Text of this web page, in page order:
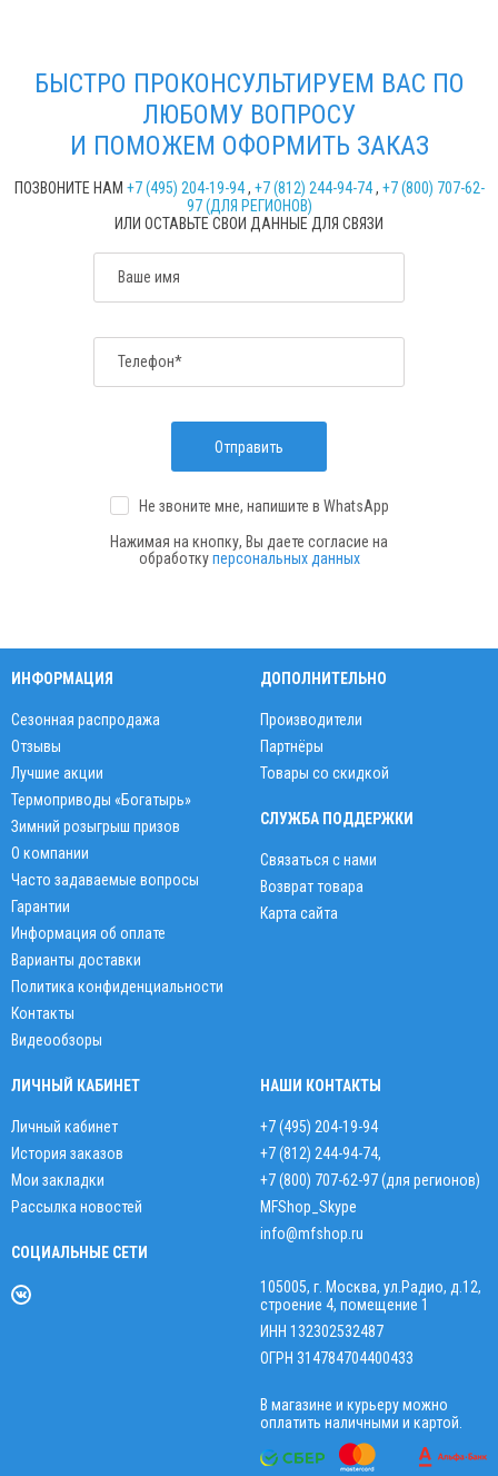
БЫСТРО ПРОКОНСУЛЬТИРУЕМ ВАС ПО
ЛЮБОМУ ВОПРОСУ
И ПОМОЖЕМ ОФОРМИТЬ ЗАКАЗ
ПОЗВОНИТЕ НАМ +7 (495) 204-19-94, +7 (812) 244-94-74, +7 (800) 707-62-
97 (ДЛЯ РЕГИОНОВ)
ИЛИ ОСТАВЬТЕ СВОИ ДАННЫЕ ДЛЯ СВЯЗИ
Ваше имя
Телефон*
Отправить
Не звоните мне, напишите в WhatsApp
Нажимая на кнопку, Вы даете согласие на
обработкуперсональных данных
ИНФОРМАЦИЯ
Сезонная распродажа
Отзывы
Лучшие акции
Термоприводы «Богатырь»
Зимний розыгрыш призов
О компании
Часто задаваемые вопросы
Гарантии
Информация об оплате
Варианты доставки
Политика конфиденциальности
Контакты
Видеообзоры
ДОПОЛНИТЕЛЬНО
Производители
Партнёры
Товары со скидкой
СЛУЖБА ПОДДЕРЖКИ
Связаться с нами
Возврат товара
Карта сайта
ЛИЧНЫЙ КАБИНЕТ
Личный кабинет
История заказов
Мои закладки
Рассылка новостей
СОЦИАЛЬНЫЕ СЕТИ
НАШИ КОНТАКТЫ
+7 (495) 204-19-94
+7 (812) 244-94-74,
+7 (800) 707-62-97 (для регионов)
MFShop_Skype
info@mfshop.ru
105005, г. Москва, ул.Радио, д.12,
строение 4, помещение 1
ИНН 132302532487
ОГРН 314784704400433
В магазине и курьеру можно
оплатить наличными и картой.